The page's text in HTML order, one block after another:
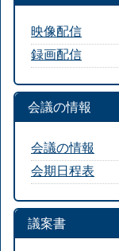
映像配信
録画配信
会議の情報
会議の情報
会期日程表
議案書